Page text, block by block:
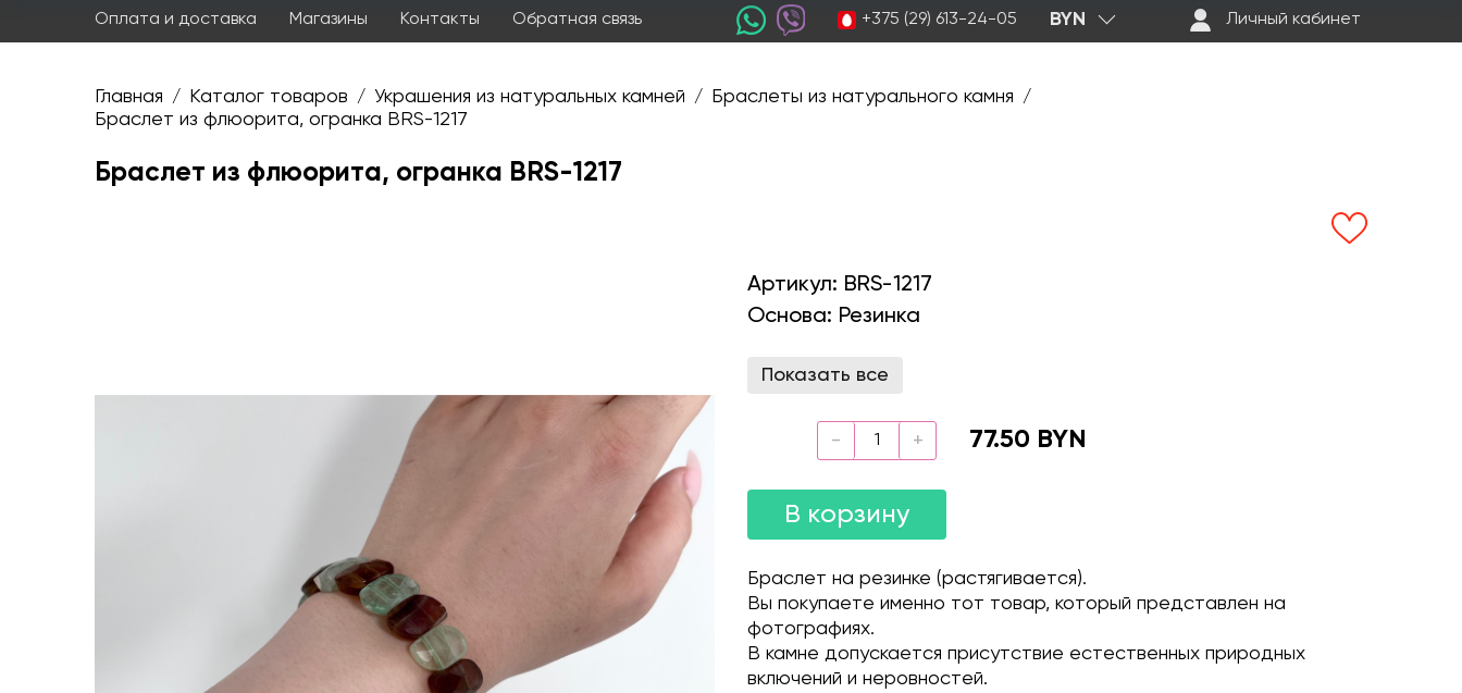
Оплата и доставка Магазины Контакты Обратная связь +375 (29) 613-24-05 BYN Личный кабинет
Главная / Каталог товаров / Украшения из натуральных камней / Браслеты из натурального камня /
Браслет из флюорита, огранка BRS-1217
Браслет из флюорита, огранка BRS-1217
Артикул: BRS-1217
Основа: Резинка
Показать все
77.50 BYN
В корзину
Браслет на резинке (растягивается).
Вы покупаете именно тот товар, который представлен на
фотографиях.
В камне допускается присутствие естественных природных
включений и неровностей.